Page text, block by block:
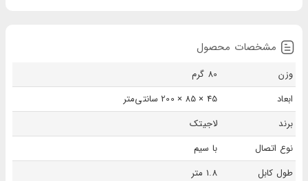
مشخصات محصول
وزن
80 گرم
ابعاد
45 × 85 × 200 سانتی‌متر
برند
لاجیتک
نوع اتصال
با سیم
طول کابل
1.8 متر